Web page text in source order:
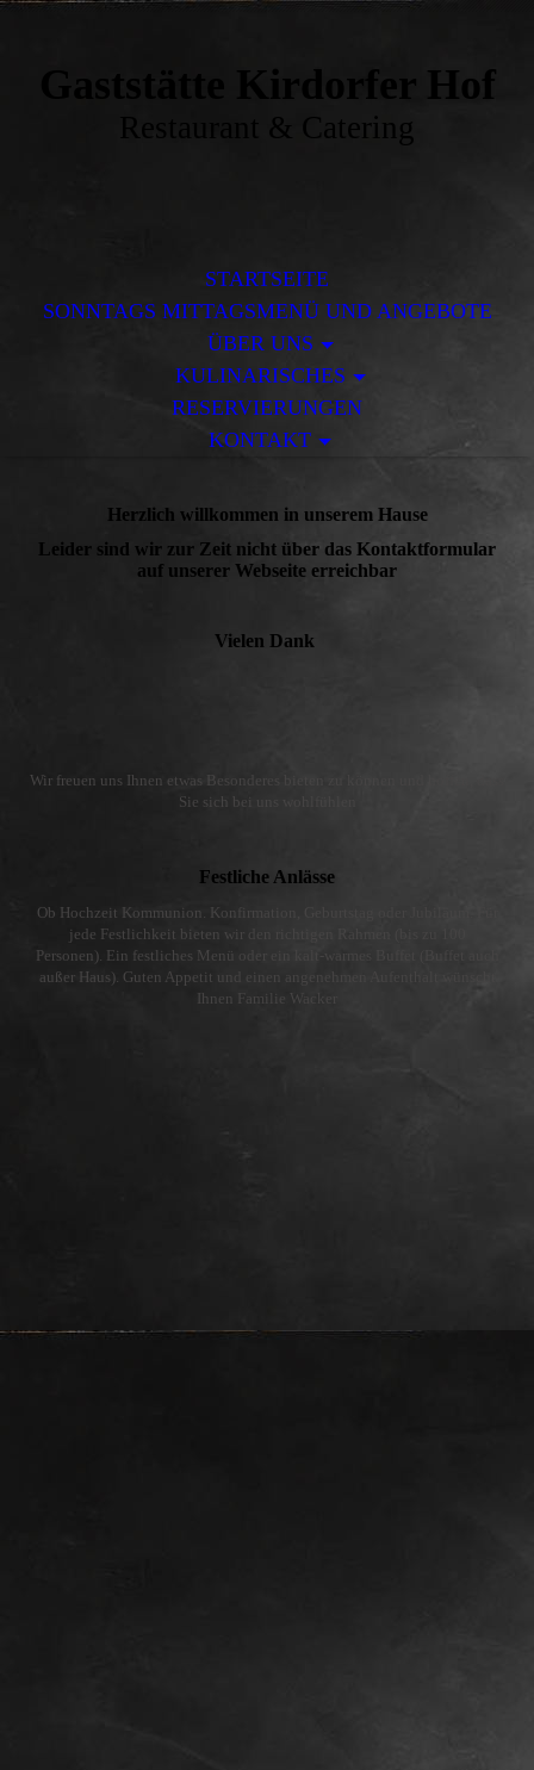
Gaststätte Kirdorfer Hof
Restaurant & Catering
STARTSEITE
SONNTAGS MITTAGSMENÜ UND ANGEBOTE
ÜBER UNS
KULINARISCHES
RESERVIERUNGEN
KONTAKT
Herzlich willkommen in unserem Hause
Leider sind wir zur Zeit nicht über das Kontaktformular
auf unserer Webseite erreichbar
Vielen Dank
Wir freuen uns Ihnen etwas Besonderes bieten zu können und hoffen, dass
Sie sich bei uns wohlfühlen
Festliche Anlässe
Ob Hochzeit Kommunion. Konfirmation, Geburtstag oder Jubiläum. Für
jede Festlichkeit bieten wir den richtigen Rahmen (bis zu 100
Personen). Ein festliches Menü oder ein kalt-warmes Buffet (Buffet auch
außer Haus). Guten Appetit und einen angenehmen Aufenthalt wünscht
Ihnen Familie Wacker